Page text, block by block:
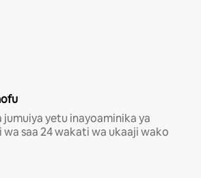
yetu inayoaminika ya
wa saa 24 wakati wa ukaaji wako